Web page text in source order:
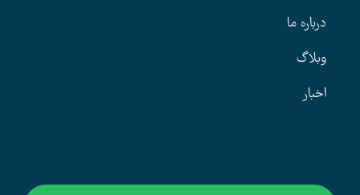
درباره ما
وبلاگ
اخبار